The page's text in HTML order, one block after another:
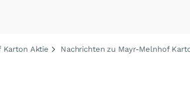
Karton Aktie Nachrichten zu Mayr-Melnhof